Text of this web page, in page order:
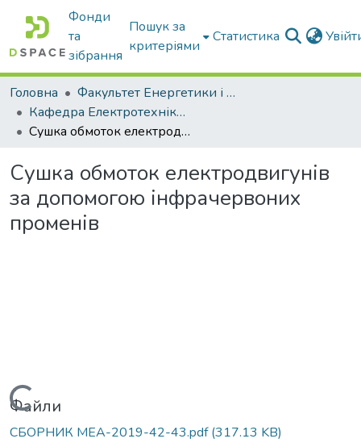
Фонди
та
зібрання
Пошук за
критеріями
Статистика
Головна
Факультет Енергетики і комп'ютерних технологій
Кафедра Електротехніки і електромеханіки ім. проф. В.В. Овчарова
Сушка обмоток електродвигунів за допомогою інфрачервоних променів
Сушка обмоток електродвигунів
за допомогою інфрачервоних
променів
Вантажиться...
Файли
СБОРНИК МЕА-2019-42-43.pdf(317.13 KB)